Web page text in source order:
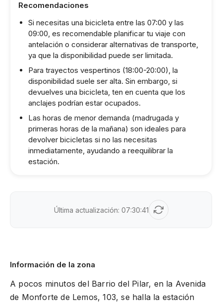
Recomendaciones
Si necesitas una bicicleta entre las 07:00 y las
09:00, es recomendable planificar tu viaje con
antelación o considerar alternativas de transporte,
ya que la disponibilidad puede ser limitada.
Para trayectos vespertinos (18:00-20:00), la
disponibilidad suele ser alta. Sin embargo, si
devuelves una bicicleta, ten en cuenta que los
anclajes podrían estar ocupados.
Las horas de menor demanda (madrugada y
primeras horas de la mañana) son ideales para
devolver bicicletas si no las necesitas
inmediatamente, ayudando a reequilibrar la
estación.
Última actualización: 07:30:41
Información de la zona
A pocos minutos del Barrio del Pilar, en la Avenida
de Monforte de Lemos, 103, se halla la estación